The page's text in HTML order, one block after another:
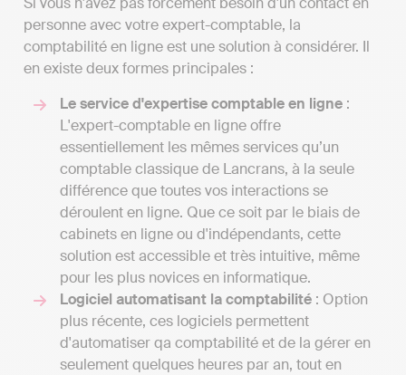
personne avec votre expert-comptable, la
comptabilité en ligne est une solution à considérer. Il
en existe deux formes principales :
Le service d'expertise comptable en ligne :
L'expert-comptable en ligne offre
essentiellement les mêmes services qu’un
comptable classique de Lancrans, à la seule
différence que toutes vos interactions se
déroulent en ligne. Que ce soit par le biais de
cabinets en ligne ou d'indépendants, cette
solution est accessible et très intuitive, même
pour les plus novices en informatique.
Logiciel automatisant la comptabilité : Option
plus récente, ces logiciels permettent
d'automatiser qa comptabilité et de la gérer en
seulement quelques heures par an, tout en